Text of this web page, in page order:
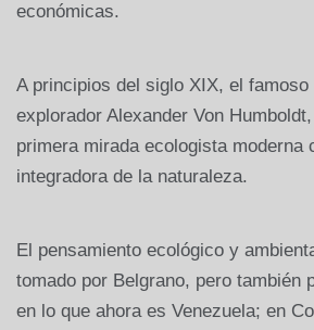
económicas.
A principios del siglo XIX, el
explorador Alexander Von
primera mirada ecologista moderna
integradora de la naturaleza.
El pensamiento ecológico y
tomado por Belgrano, pero también
en lo que ahora es Venezuela; en